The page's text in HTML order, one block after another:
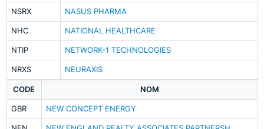
NSRX NASUS PHARMA
NHC NATIONAL HEALTHCARE
NTIP NETWORK-1 TECHNOLOGIES
NRXS NEURAXIS
CODE NOM
GBR NEW CONCEPT ENERGY